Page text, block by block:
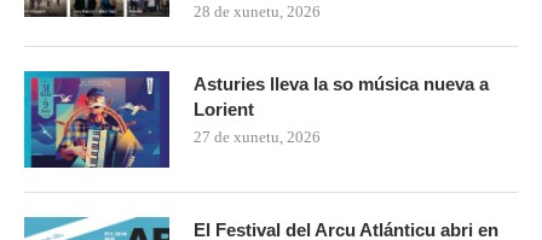
28 de xunetu, 2026
Asturies lleva la so música nueva a
Lorient
27 de xunetu, 2026
El Festival del Arcu Atlánticu abri en